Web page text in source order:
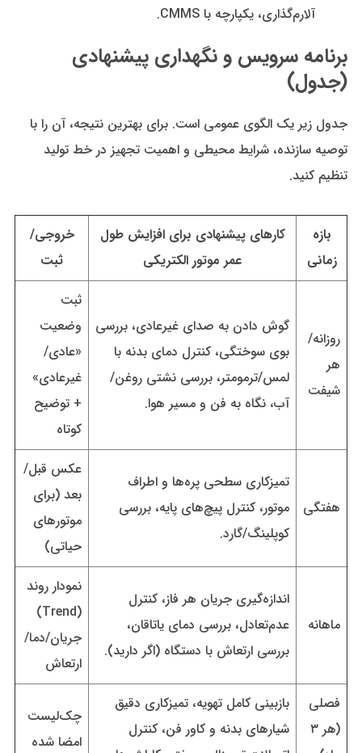
آلارم‌گذاری، یکپارچه با CMMS.
برنامه سرویس و نگهداری پیشنهادی
(جدول)
جدول زیر یک الگوی عمومی است. برای بهترین نتیجه، آن را با
توصیه سازنده، شرایط محیطی و اهمیت تجهیز در خط تولید
تنظیم کنید.
بازه
زمانی
کارهای پیشنهادی برای افزایش طول
عمر موتور الکتریکی
خروجی/
ثبت
روزانه/
هر
شیفت
گوش دادن به صدای غیرعادی، بررسی
بوی سوختگی، کنترل دمای بدنه با
لمس/ترمومتر، بررسی نشتی روغن/
آب، نگاه به فن و مسیر هوا.
ثبت
وضعیت
«عادی/
غیرعادی»
+ توضیح
کوتاه
هفتگی
تمیزکاری سطحی پره‌ها و اطراف
موتور، کنترل پیچ‌های پایه، بررسی
کوپلینگ/گارد.
عکس قبل/
بعد (برای
موتورهای
حیاتی)
ماهانه
اندازه‌گیری جریان هر فاز، کنترل
عدم‌تعادل، بررسی دمای یاتاقان،
بررسی ارتعاش با دستگاه (اگر دارید).
نمودار روند
(Trend)
جریان/دما/
ارتعاش
فصلی
(هر ۳
بازبینی کامل تهویه، تمیزکاری دقیق
شیارهای بدنه و کاور فن، کنترل
چک‌لیست
امضا شده